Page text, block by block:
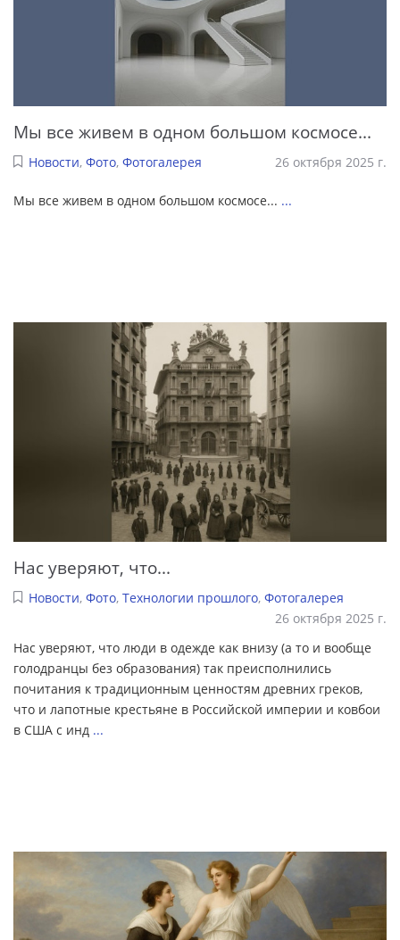
Мы все живем в одном большом космосе...
Новости, Фото, Фотогалерея 26 октября 2025 г.
Мы все живем в одном большом космосе... ...
Нас уверяют, что...
Новости, Фото, Технологии прошлого, Фотогалерея
26 октября 2025 г.
Нас уверяют, что люди в одежде как внизу (а то и вообще
голодранцы без образования) так преисполнились
почитания к традиционным ценностям древних греков,
что и лапотные крестьяне в Российской империи и ковбои
в США с инд ...